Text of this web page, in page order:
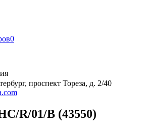
0
проспект Тореза, д. 2/40
R/01/B (43550)